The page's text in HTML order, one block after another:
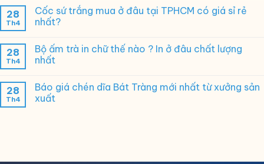
28
Th4
Cốc sứ trắng mua ở đâu tại TPHCM có giá sỉ rẻ
nhất?
28
Th4
Bộ ấm trà in chữ thế nào ? In ở đâu chất lượng
nhất
28
Th4
Báo giá chén dĩa Bát Tràng mới nhất từ xưởng sản
xuất